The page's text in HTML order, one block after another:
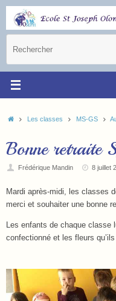
Les classes MS-GS
Bonne retraite
Frédérique Mandin 8 juillet
Mardi après-midi, les classes
merci et souhaiter une bonne
Les enfants de chaque classe
confectionné et les fleurs